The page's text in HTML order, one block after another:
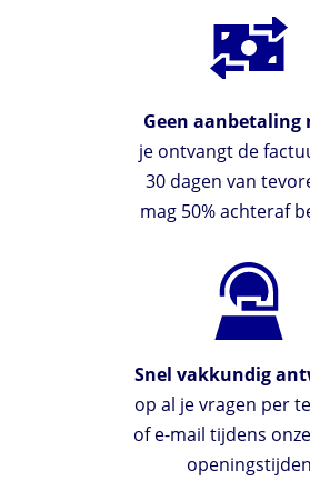
Geen aanbetaling
je ontvangt de
30 dagen van
mag 50% achteraf
Snel vakkundig
op al je vragen per
of e-mail tijdens
openingstijden